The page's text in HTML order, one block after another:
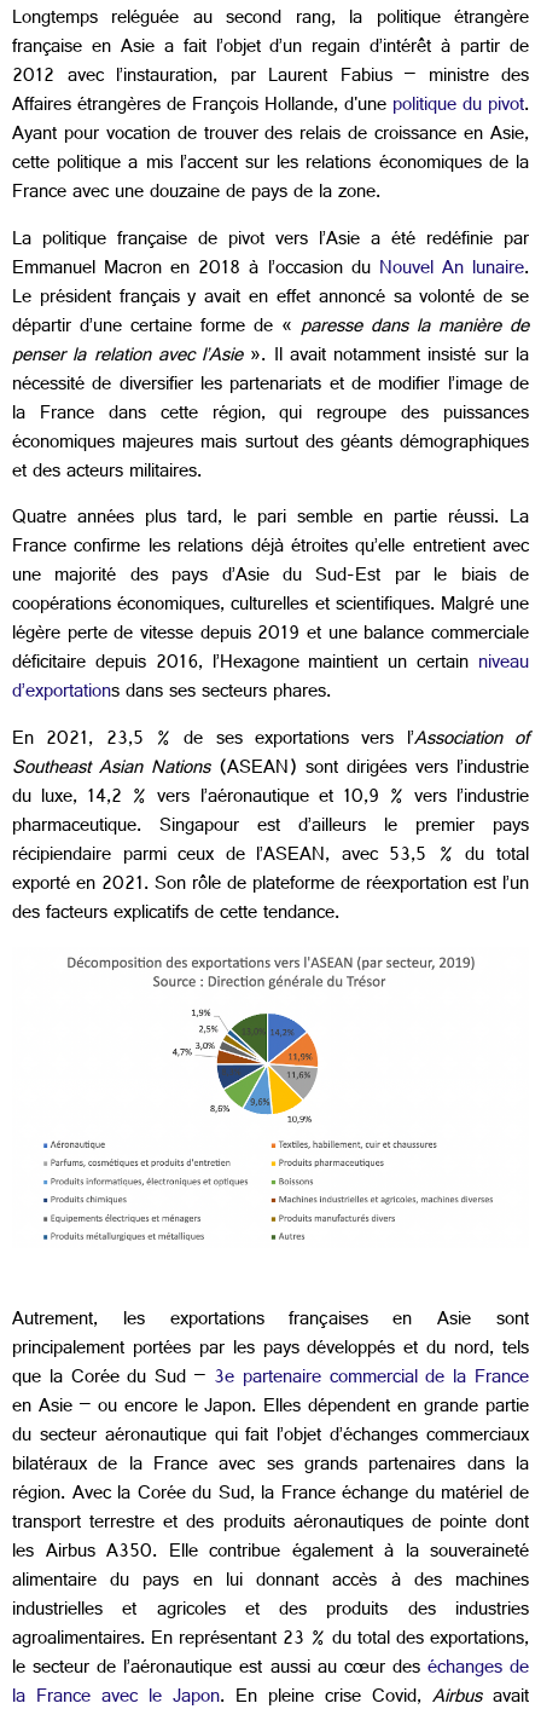
Longtemps reléguée au second rang, la politique étrangère
française en Asie a fait l’objet d’un regain d’intérêt à partir de
2012 avec l’instauration, par Laurent Fabius – ministre des
Affaires étrangères de François Hollande, d'unepolitique du pivot.
Ayant pour vocation de trouver des relais de croissance en Asie,
cette politique a mis l’accent sur les relations économiques de la
France avec une douzaine de pays de la zone.
La politique française de pivot vers l’Asie a été redéfinie par
Emmanuel Macron en 2018 à l’occasion du Nouvel An lunaire.
Le président français y avait en effet annoncé sa volonté de se
départir d’une certaine forme de « paresse dans la manière de
penser la relation avec l’Asie». Il avait notamment insisté sur la
nécessité de diversifier les partenariats et de modifier l’image de
la France dans cette région, qui regroupe des puissances
économiques majeures mais surtout des géants démographiques
et des acteurs militaires.
Quatre années plus tard, le pari semble en partie réussi. La
France confirme les relations déjà étroites qu’elle entretient avec
une majorité des pays d’Asie du Sud-Est par le biais de
coopérations économiques, culturelles et scientifiques. Malgré une
légère perte de vitesse depuis 2019 et une balance commerciale
déficitaire depuis 2016, l’Hexagone maintient un certain niveau
d’exportations dans ses secteurs phares.
En 2021, 23,5 % de ses exportations vers l’Association of
Southeast Asian Nations(ASEAN) sont dirigées vers l’industrie
du luxe, 14,2 % vers l’aéronautique et 10,9 % vers l’industrie
pharmaceutique. Singapour est d’ailleurs le premier pays
récipiendaire parmi ceux de l’ASEAN, avec 53,5 % du total
exporté en 2021. Son rôle de plateforme de réexportation est l’un
des facteurs explicatifs de cette tendance.
Autrement, les exportations françaises en Asie sont
principalement portées par les pays développés et du nord, tels
que la Corée du Sud – 3e partenaire commercial de la France
en Asie – ou encore le Japon. Elles dépendent en grande partie
du secteur aéronautique qui fait l’objet d’échanges commerciaux
bilatéraux de la France avec ses grands partenaires dans la
région. Avec la Corée du Sud, la France échange du matériel de
transport terrestre et des produits aéronautiques de pointe dont
les Airbus A350. Elle contribue également à la souveraineté
alimentaire du pays en lui donnant accès à des machines
industrielles et agricoles et des produits des industries
agroalimentaires. En représentant 23 % du total des exportations,
le secteur de l’aéronautique est aussi au cœur deséchanges de
la France avec le Japon. En pleine crise Covid, Airbusavait